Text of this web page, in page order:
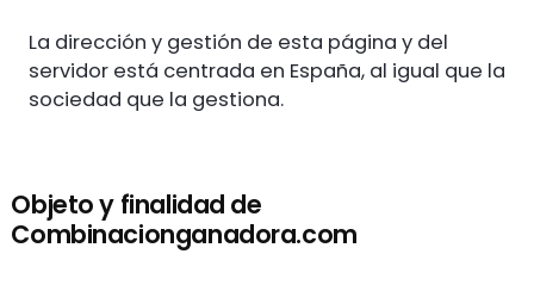
La dirección y gestión de esta página y del
servidor está centrada en España, al igual que la
sociedad que la gestiona.
Objeto y finalidad de
Combinacionganadora.com